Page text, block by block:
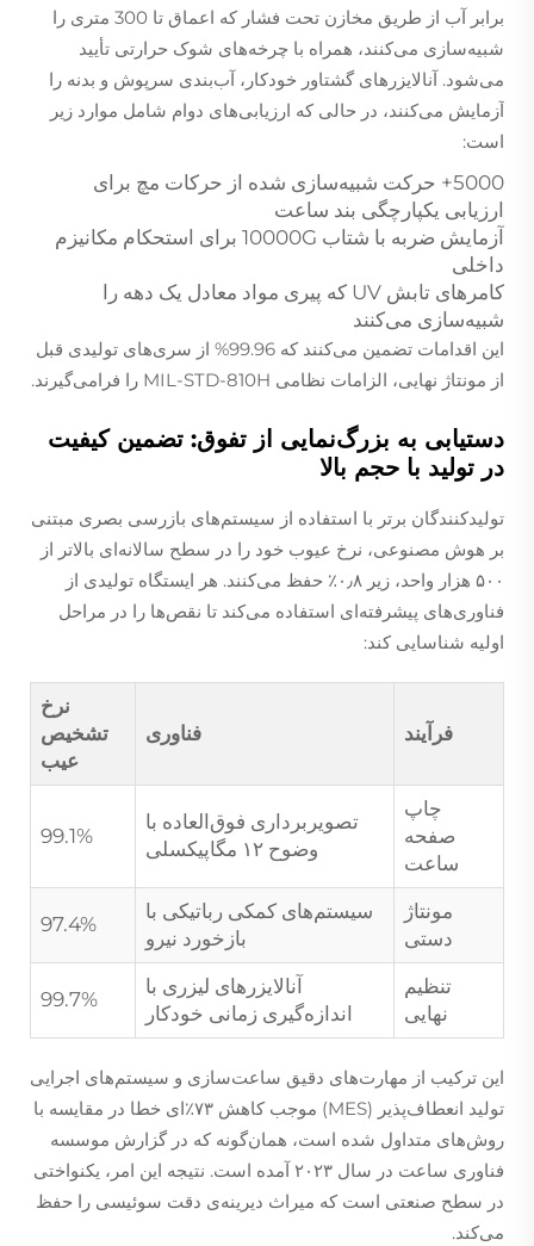
برابر آب از طریق مخازن تحت فشار که اعماق تا 300 متری را
شبیه‌سازی می‌کنند، همراه با چرخه‌های شوک حرارتی تأیید
می‌شود. آنالایزرهای گشتاور خودکار، آب‌بندی سرپوش و بدنه را
آزمایش می‌کنند، در حالی که ارزیابی‌های دوام شامل موارد زیر
است:
5000+ حرکت شبیه‌سازی شده از حرکات مچ برای
ارزیابی یکپارچگی بند ساعت
آزمایش ضربه با شتاب 10000G برای استحکام مکانیزم
داخلی
کامرهای تابش UV که پیری مواد معادل یک دهه را
شبیه‌سازی می‌کنند
این اقدامات تضمین می‌کنند که 99.96% از سری‌های تولیدی قبل
از مونتاژ نهایی، الزامات نظامی MIL-STD-810H را فرامی‌گیرند.
دستیابی به بزرگ‌نمایی از تفوق: تضمین کیفیت
در تولید با حجم بالا
تولیدکنندگان برتر با استفاده از سیستم‌های بازرسی بصری مبتنی
بر هوش مصنوعی، نرخ عیوب خود را در سطح سالانه‌ای بالاتر از
۵۰۰ هزار واحد، زیر ۰٫۸٪ حفظ می‌کنند. هر ایستگاه تولیدی از
فناوری‌های پیشرفته‌ای استفاده می‌کند تا نقص‌ها را در مراحل
اولیه شناسایی کند:
فرآیند فناوری
نرخ
تشخیص
عیب
چاپ
صفحه
ساعت
تصویربرداری فوق‌العاده با
وضوح ۱۲ مگاپیکسلی
99.1%
مونتاژ
دستی
سیستم‌های کمکی رباتیکی با
بازخورد نیرو
97.4%
تنظیم
نهایی
آنالایزرهای لیزری با
اندازه‌گیری زمانی خودکار
99.7%
این ترکیب از مهارت‌های دقیق ساعت‌سازی و سیستم‌های اجرایی
تولید انعطاف‌پذیر (MES) موجب کاهش ۷۳٪‌ای خطا در مقایسه با
روش‌های متداول شده است، همان‌گونه که در گزارش موسسه
فناوری ساعت در سال ۲۰۲۳ آمده است. نتیجه این امر، یکنواختی
در سطح صنعتی است که میراث دیرینه‌ی دقت سوئیسی را حفظ
می‌کند.